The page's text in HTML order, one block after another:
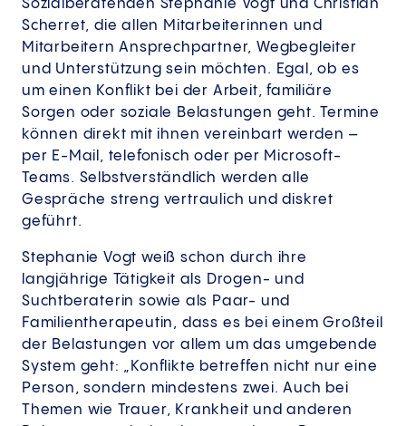
Sozialberatenden Stephanie Vogt und Christian
Scherret, die allen Mitarbeiterinnen und
Mitarbeitern Ansprechpartner, Wegbegleiter
und Unterstützung sein möchten. Egal, ob es
um einen Konflikt bei der Arbeit, familiäre
Sorgen oder soziale Belastungen geht. Termine
können direkt mit ihnen vereinbart werden –
per E-Mail, telefonisch oder per Microsoft-
Teams. Selbstverständlich werden alle
Gespräche streng vertraulich und diskret
geführt.
Stephanie Vogt weiß schon durch ihre
langjährige Tätigkeit als Drogen- und
Suchtberaterin sowie als Paar- und
Familientherapeutin, dass es bei einem Großteil
der Belastungen vor allem um das umgebende
System geht: „Konflikte betreffen nicht nur eine
Person, sondern mindestens zwei. Auch bei
Themen wie Trauer, Krankheit und anderen